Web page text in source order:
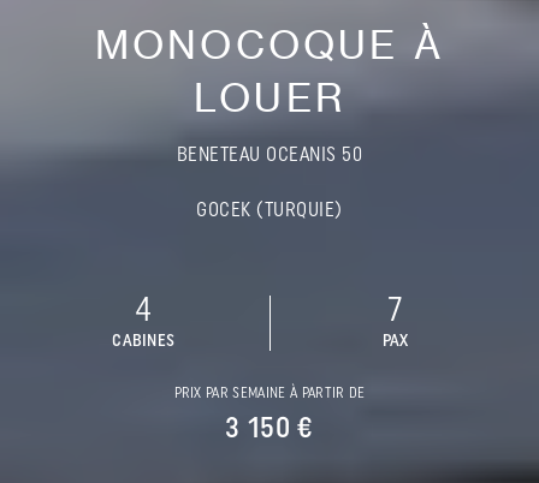
MONOCOQUE À
LOUER
BENETEAU OCEANIS 50
GOCEK (TURQUIE)
4
CABINES
7
PAX
PRIX PAR SEMAINE À PARTIR DE
3 150 €